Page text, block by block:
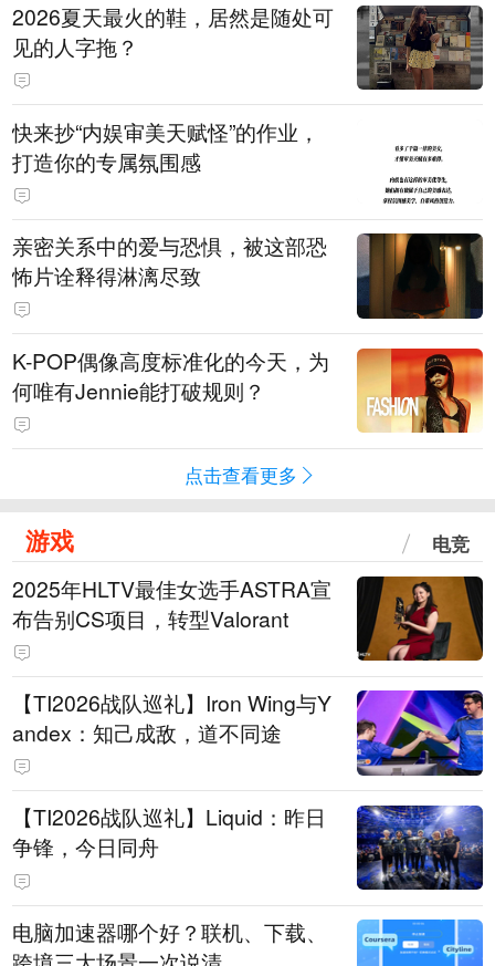
2026夏天最火的鞋，居然是随处可
见的人字拖？
快来抄“内娱审美天赋怪”的作业，
打造你的专属氛围感
亲密关系中的爱与恐惧，被这部恐
怖片诠释得淋漓尽致
K-POP偶像高度标准化的今天，为
何唯有Jennie能打破规则？
点击查看更多
游戏 电竞
2025年HLTV最佳女选手ASTRA宣
布告别CS项目，转型Valorant
【TI2026战队巡礼】Iron Wing与Y
andex：知己成敌，道不同途
【TI2026战队巡礼】Liquid：昨日
争锋，今日同舟
电脑加速器哪个好？联机、下载、